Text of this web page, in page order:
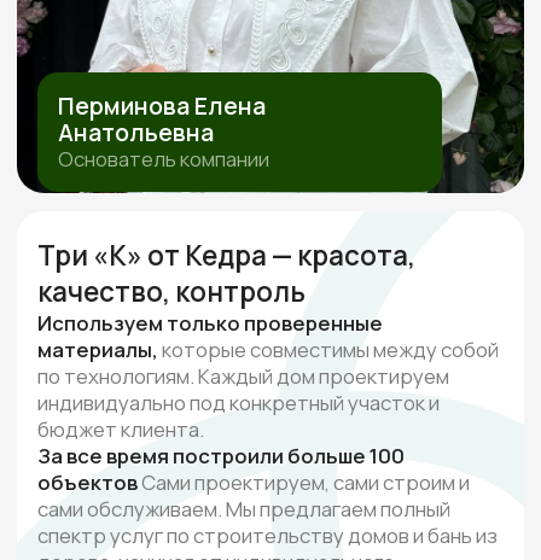
ИП Перминова Елена Анатольевна
ИНН 432600976126, ОГРНИП
315231500017916